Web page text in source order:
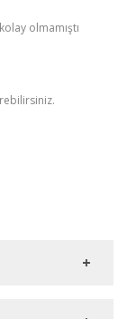
olmamıştı